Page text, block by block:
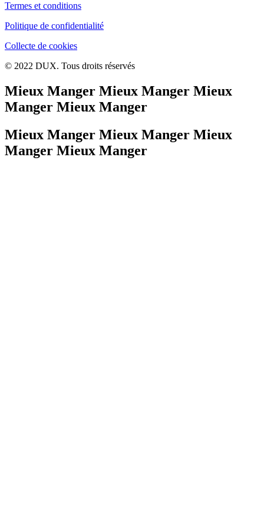
Termes et conditions
Politique de confidentialité
Collecte de cookies
© 2022 DUX. Tous droits réservés
Mieux Manger Mieux Manger Mieux
Manger Mieux Manger
Mieux Manger Mieux Manger Mieux
Manger Mieux Manger